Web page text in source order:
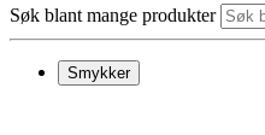
Søk blant mange produkter
Smykker